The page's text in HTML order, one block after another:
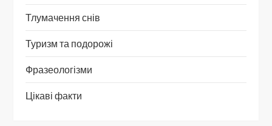
Тлумачення снів
Туризм та подорожі
Фразеологізми
Цікаві факти